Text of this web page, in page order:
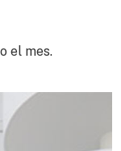
el mes.